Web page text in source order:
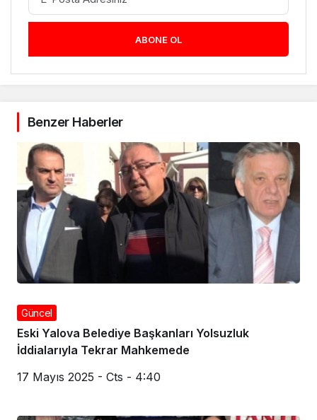
ABONE OL
Benzer Haberler
Güncel
Eski Yalova Belediye Başkanları Yolsuzluk
İddialarıyla Tekrar Mahkemede
17 Mayıs 2025 - Cts - 4:40